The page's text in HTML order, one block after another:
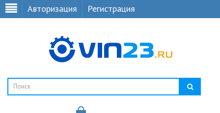
Авторизация Регистрация